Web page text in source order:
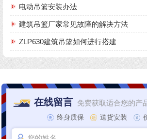
电动吊篮安装办法
建筑吊篮厂家常见故障的解决方法
ZLP630建筑吊篮如何进行搭建
在线留言 免费获取适合您的产
终身质保 送货安装